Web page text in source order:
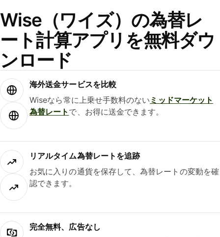
Wise（ワイズ）の為替レ
ート計算アプリを無料ダウ
ンロード
海外送金サービスを比較
Wiseなら常に上乗せ手数料のない ミッドマーケット
為替レート で、お得に送金できます。
リアルタイム為替レートを追跡
お気に入りの通貨を保存して、為替レートの変動を確
認できます。
完全無料、広告なし